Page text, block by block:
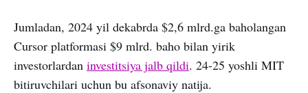
Jumladan, 2024 yil dekabrda $2,6 mlrd.ga baholangan
Cursor platformasi $9 mlrd. baho bilan yirik
investorlardan investitsiya jalb qildi. 24-25 yoshli MIT
bitiruvchilari uchun bu afsonaviy natija.